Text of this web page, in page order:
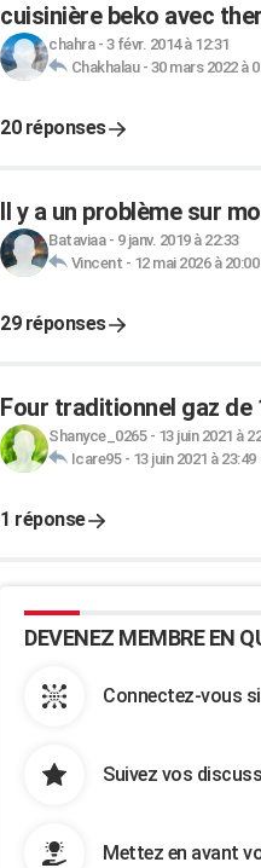
cuisinière beko avec
chahra- 3 févr. 2014 à 12:31
Chakhalau- 30 mars 2022 à
20 réponses
Il y a un problème sur
Bataviaa- 9 janv. 2019 à 22:33
Vincent - 12 mai 2026 à 20:00
29 réponses
Four traditionnel gaz de
Shanyce_0265- 13 juin 2021 à
Icare95- 13 juin 2021 à 23:49
1 réponse
DEVENEZ MEMBRE EN
Connectez-vous
Suivez vos
Mettez en avant